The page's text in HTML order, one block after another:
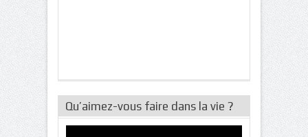
Qu’aimez-vous faire dans la vie ?